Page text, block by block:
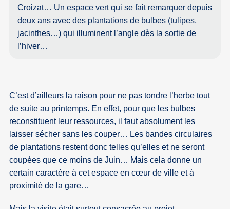
Croizat… Un espace vert qui se fait remarquer depuis
deux ans avec des plantations de bulbes (tulipes,
jacinthes…) qui illuminent l’angle dès la sortie de
l’hiver…
C’est d’ailleurs la raison pour ne pas tondre l’herbe tout
de suite au printemps. En effet, pour que les bulbes
reconstituent leur ressources, il faut absolument les
laisser sécher sans les couper… Les bandes circulaires
de plantations restent donc telles qu’elles et ne seront
coupées que ce moins de Juin… Mais cela donne un
certain caractère à cet espace en cœur de ville et à
proximité de la gare…